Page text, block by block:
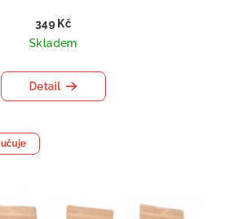
349 Kč
Skladem
Detail